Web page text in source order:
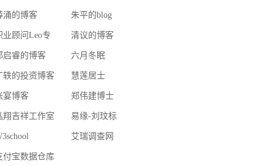
涌的博客 朱平的blog
业顾问Leo专
清议的博客
启睿的博客 六月冬眠
轶的投资博客 慧莲居士
宴博客 郑伟建博士
翔吉祥工作室 易缘-刘玟标
艾瑞调查网
付宝数据仓库